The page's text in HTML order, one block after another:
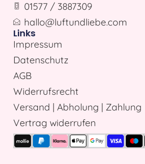
01577 / 3887309
hallo@luftundliebe.com
Links
Impressum
Datenschutz
AGB
Widerrufsrecht
Versand | Abholung | Zahlung
Vertrag widerrufen